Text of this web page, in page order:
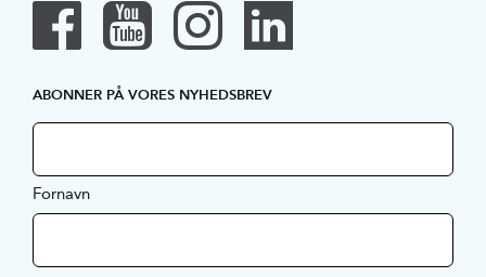
ABONNER PÅ VORES NYHEDSBREV
Fornavn